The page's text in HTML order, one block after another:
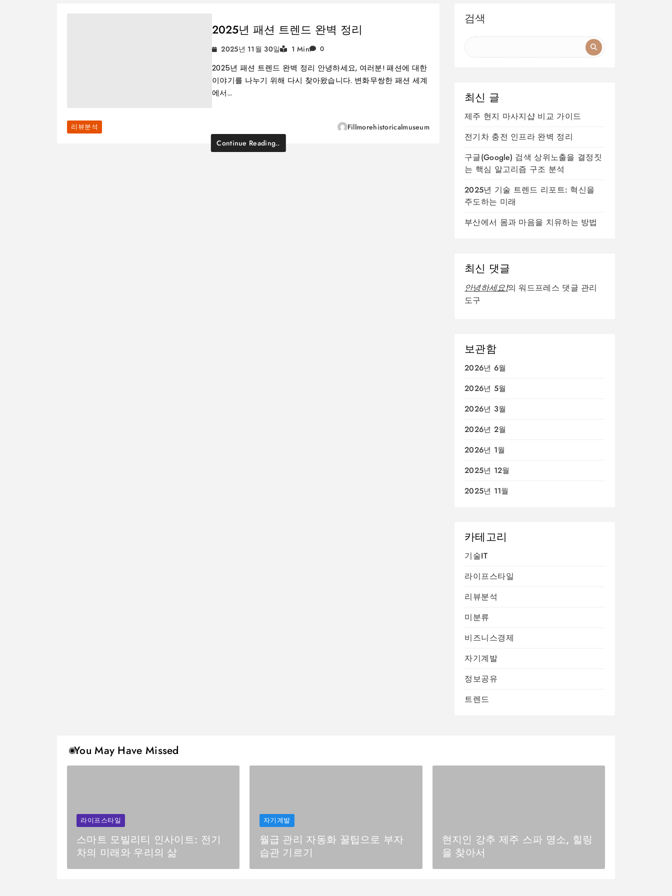
2025년 패션 트렌드 완벽 정리
2025년 11월 30일 1 Min 0
2025년 패션 트렌드 완벽 정리 안녕하세요, 여러분! 패션에 대한
이야기를 나누기 위해 다시 찾아왔습니다. 변화무쌍한 패션 세계
에서…
리뷰분석
Fillmorehistoricalmuseum
Continue Reading..
검색
최신 글
제주 현지 마사지샵 비교 가이드
전기차 충전 인프라 완벽 정리
구글(Google) 검색 상위노출을 결정짓
는 핵심 알고리즘 구조 분석
2025년 기술 트렌드 리포트: 혁신을
주도하는 미래
부산에서 몸과 마음을 치유하는 방법
최신 댓글
안녕하세요!의워드프레스 댓글 관리
도구
보관함
2026년 6월
2026년 5월
2026년 3월
2026년 2월
2026년 1월
2025년 12월
2025년 11월
카테고리
기술IT
라이프스타일
리뷰분석
미분류
비즈니스경제
자기계발
정보공유
트렌드
You May Have Missed
라이프스타일
스마트 모빌리티 인사이트: 전기
차의 미래와 우리의 삶
자기계발
월급 관리 자동화 꿀팁으로 부자
습관 기르기
현지인 강추 제주 스파 명소, 힐링
을 찾아서